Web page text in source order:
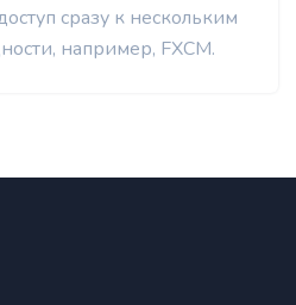
сразу к нескольким
например, FXCM.